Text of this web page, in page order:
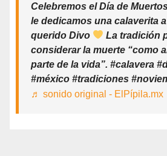
Celebremos el Día de Muertos
le dedicamos una calaverita
querido Divo
La tradición
considerar la muerte “como
parte de la vida”. #calavera
#méxico #tradiciones
♬ sonido original - ElPípila.mx